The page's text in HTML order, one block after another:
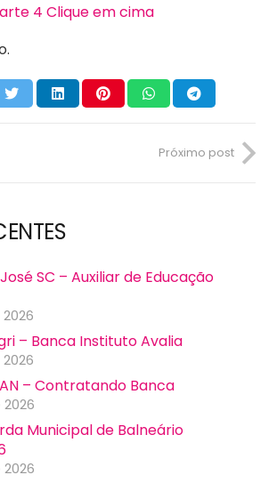
4 Clique em cima
Próximo post
SC – Auxiliar de Educação
– Banca Instituto Avalia
– Contratando Banca
Municipal de Balneário